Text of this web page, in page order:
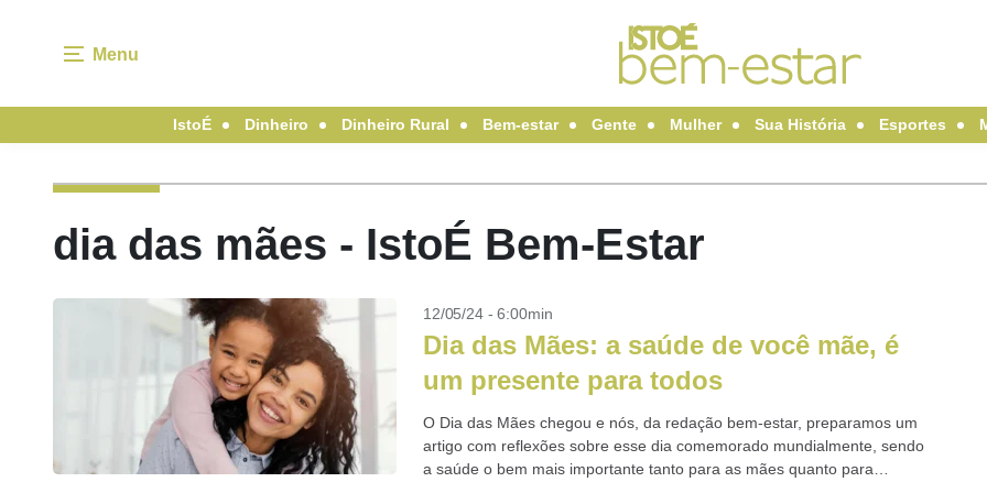
Menu
IstoÉ Dinheiro Dinheiro Rural Bem-estar Gente Mulher Sua História Esportes
dia das mães - IstoÉ Bem-Estar
12/05/24 - 6:00min
Dia das Mães: a saúde de você mãe, é
um presente para todos
O Dia das Mães chegou e nós, da redação bem-estar, preparamos um
artigo com reflexões sobre esse dia comemorado mundialmente, sendo
a saúde o bem mais importante tanto para as mães quanto para